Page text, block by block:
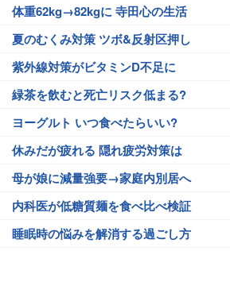
体重62kg→82kgに 寺田心の生活
夏のむくみ対策 ツボ&反射区押し
紫外線対策がビタミンD不足に
緑茶を飲むと死亡リスク低まる?
ヨーグルト いつ食べたらいい?
休みだが疲れる 隠れ疲労対策は
母が娘に減量強要→家庭内別居へ
内科医が低糖質麺を食べ比べ検証
睡眠時の悩みを解消する過ごし方